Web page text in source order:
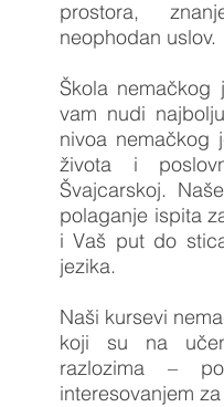
prostora,
neophodan uslov.
Škola nemačkog
vam nudi
nivoa nemačkog
života i
Švajcarskoj.
polaganje ispita
i Vaš put do
jezika.
Naši kursevi
koji su na
razlozima –
interesovanjem